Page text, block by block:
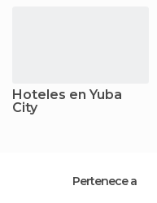
Hoteles en Yuba
City
Pertenece a